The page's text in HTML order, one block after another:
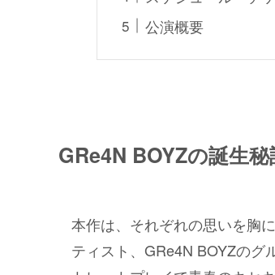
公演概要
GRe4N BOYZの誕生
本作は、それぞれの思いを胸
ティスト、GRe4N BOYZのグ